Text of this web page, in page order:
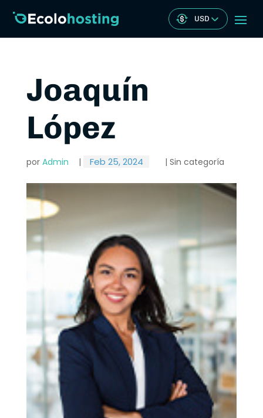
USD
Joaquín
López
por Admin | Feb 25, 2024 | Sin categoría